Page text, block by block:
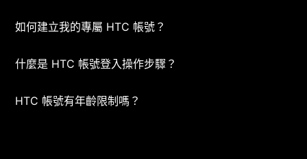
如何建立我的專屬 HTC 帳號？
什麼是 HTC 帳號登入操作步驟？
HTC 帳號有年齡限制嗎？